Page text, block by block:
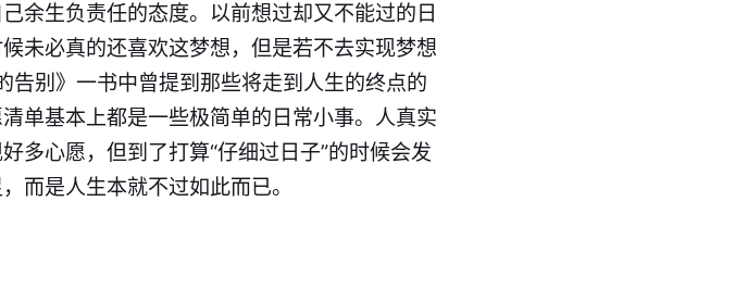
余生负责任的态度。以前想过却又不能过的日
未必真的还喜欢这梦想，但是若不去实现梦想
告别》一书中曾提到那些将走到人生的终点的
单基本上都是一些极简单的日常小事。人真实
多心愿，但到了打算“仔细过日子”的时候会发
而是人生本就不过如此而已。